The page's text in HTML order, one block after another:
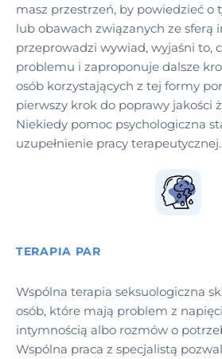
masz przestrzeń, by powiedzieć o
lub obawach związanych ze sferą
przeprowadzi wywiad, wyjaśni to,
problemu i zaproponuje dalsze
osób korzystających z tej formy
pierwszy krok do poprawy jakości
Niekiedy pomoc psychologiczna
uzupełnienie pracy terapeutycznej.
TERAPIA PAR
Wspólna terapia seksuologiczna
osób, które mają problem z
intymnością albo rozmów o
Wspólna praca z specjalistą